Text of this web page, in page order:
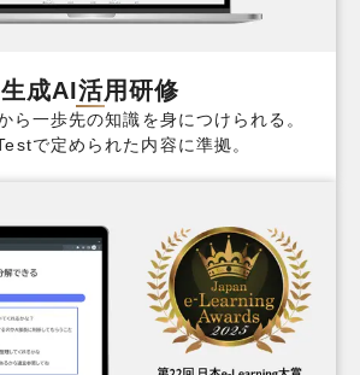
生成AI活用研修
ら一歩先の知識を身につけられる。
で定められた内容に準拠。